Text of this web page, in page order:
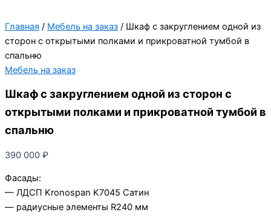
Главная / Мебель на заказ / Шкаф с закруглением одной из
сторон с открытыми полками и прикроватной тумбой в
спальню
Мебель на заказ
Шкаф с закруглением одной из сторон с
открытыми полками и прикроватной тумбой в
спальню
390 000 ₽
Фасады:
— ЛДСП Kronospan K7045 Сатин
— радиусные элементы R240 мм